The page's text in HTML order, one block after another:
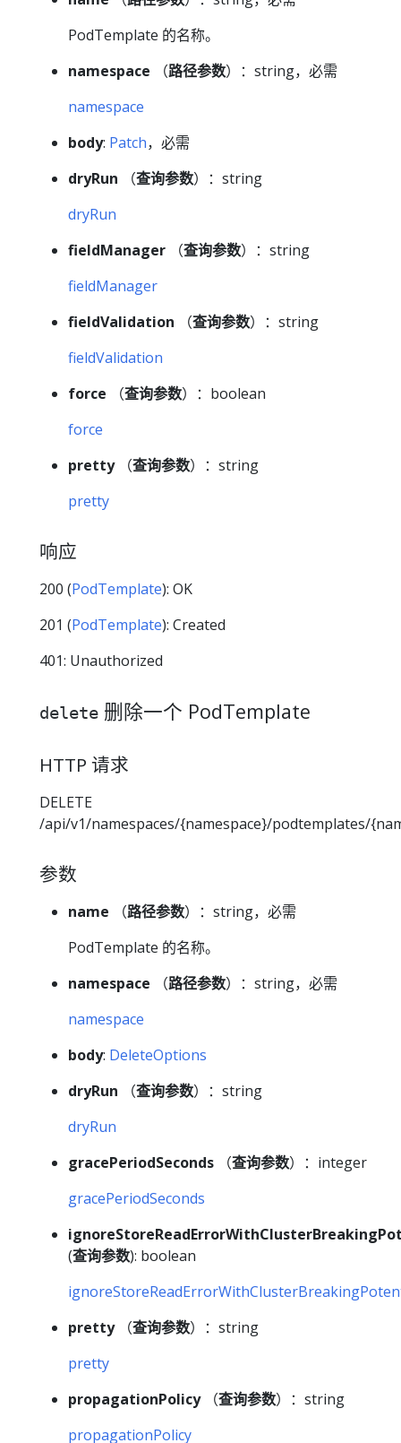
PodTemplate 的名称。
namespace （路径参数）：string，必需
namespace
body: Patch，必需
dryRun （查询参数）：string
dryRun
fieldManager （查询参数）：string
fieldManager
fieldValidation （查询参数）：string
fieldValidation
force （查询参数）：boolean
force
pretty（查询参数）：string
pretty
响应
200 (PodTemplate): OK
201 (PodTemplate): Created
401: Unauthorized
delete 删除一个 PodTemplate
HTTP 请求
DELETE
/api/v1/namespaces/{namespace}/podtemplates/
参数
name （路径参数）：string，必需
PodTemplate 的名称。
namespace （路径参数）：string，必需
namespace
body: DeleteOptions
dryRun （查询参数）：string
dryRun
gracePeriodSeconds （查询参数）：integer
gracePeriodSeconds
(查询参数): boolean
pretty（查询参数）：string
pretty
propagationPolicy（查询参数）：string
propagationPolicy